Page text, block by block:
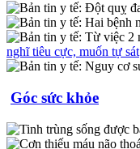
nghĩ tiêu cực, muốn tự sát
Góc sức khỏe